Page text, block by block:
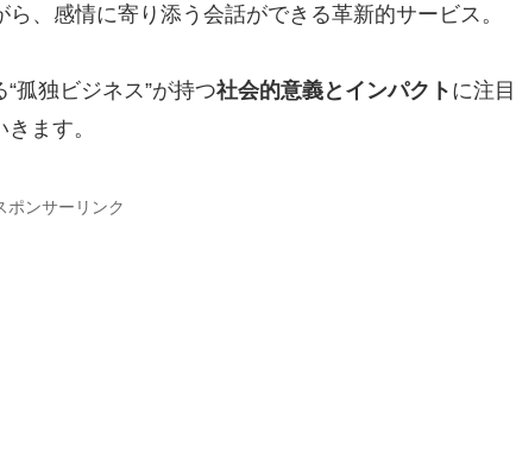
、感情に寄り添う会話ができる革新的サービス。
孤独ビジネス”が持つ社会的意義とインパクト に注目
ます。
ポンサーリンク